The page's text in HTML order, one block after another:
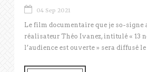
04 Sep 2021
Le film documentaire que je so-signe
réalisateur Théo Ivanez, intitulé « 13
l’audience est ouverte » sera diffusé